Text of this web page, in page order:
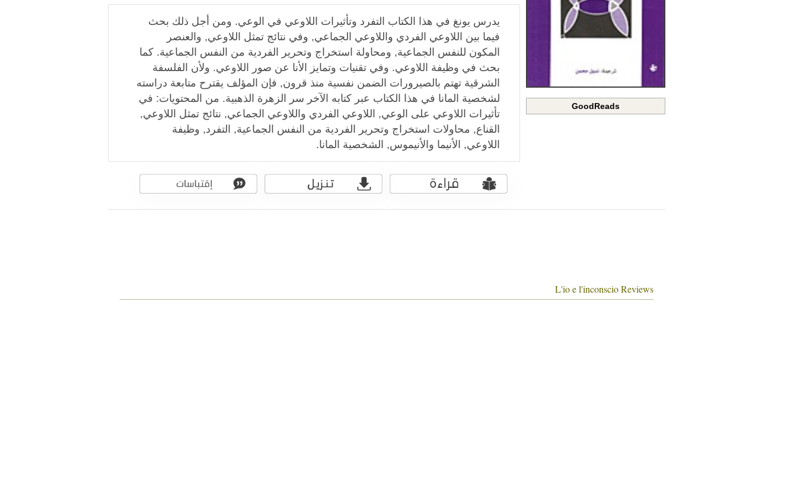
GoodReads
يدرس يونغ في هذا الكتاب التفرد وتأثيرات اللاوعي في الوعي. ومن أجل ذلك بحث
فيما بين اللاوعي الفردي واللاوعي الجماعي, وفي نتائج تمثل اللاوعي, والعنصر
المكون للنفس الجماعية, ومحاولة استخراج وتحرير الفردية من النفس الجماعية. كما
بحث في وظيفة اللاوعي. وفي تقنيات وتمايز الأنا عن صور اللاوعي. ولأن الفلسفة
الشرقية تهتم بالصيرورات الضمن نفسية منذ قرون, فإن المؤلف يقترح متابعة دراسته
لشخصية المانا في هذا الكتاب عبر كتابه الآخر سر الزهرة الذهبية. من المحتويات: في
تأثيرات اللاوعي على الوعي, اللاوعي الفردي واللاوعي الجماعي, نتائج تمثل اللاوعي,
القناع, محاولات استخراج وتحرير الفردية من النفس الجماعية, التفرد, وظيفة
اللاوعي, الأنيما والأنيموس, الشخصية المانا.
L'io e l'inconscio Reviews